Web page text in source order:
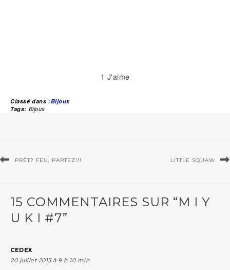
1 J'aime
Classé dans :Bijoux
Tags: Bijoux
PRÊT? FEU, PARTEZ!!! LITTLE SQUAW
15 COMMENTAIRES SUR “M I Y
U K I #7”
CEDEX
20 juillet 2015 à 9 h 10 min